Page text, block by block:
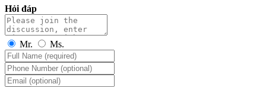
Hỏi đáp
Mr. Ms.